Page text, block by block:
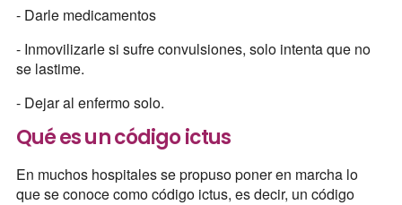
- Darle medicamentos
- Inmovilizarle si sufre convulsiones, solo intenta que no
se lastime.
- Dejar al enfermo solo.
Qué es un código ictus
En muchos hospitales se propuso poner en marcha lo
que se conoce como código ictus, es decir, un código